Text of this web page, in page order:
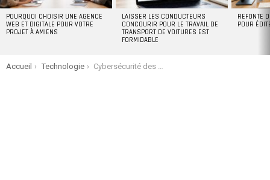
POURQUOI CHOISIR UNE AGENCE
WEB ET DIGITALE POUR VOTRE
PROJET À AMIENS
LAISSER LES CONDUCTEURS
CONCOURIR POUR LE TRAVAIL DE
TRANSPORT DE VOITURES EST
FORMIDABLE
REFONTE
POUR
You are here:
Accueil Technologie Cybersécurité des infrastructures : pourquoi votre PME doit s’y intéresser